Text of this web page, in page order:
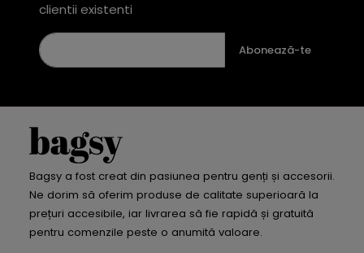
clientii existenti
Abonează-te
Bagsy a fost creat din pasiunea pentru genți și accesorii.
Ne dorim să oferim produse de calitate superioară la
prețuri accesibile, iar livrarea să fie rapidă și gratuită
pentru comenzile peste o anumită valoare.